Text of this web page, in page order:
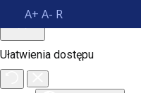
Ułatwienia dostępu
A+ A- R